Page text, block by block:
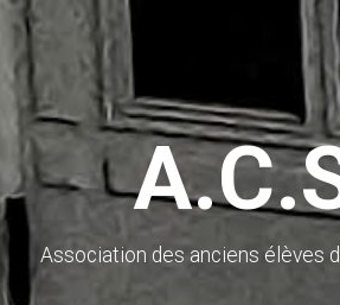
Association des anciens élèves